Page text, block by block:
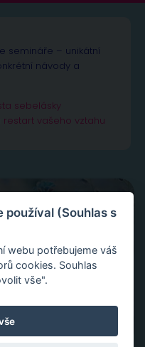
semináře – unikátní
návody a
sebelásky
vašeho vztahu
(Souhlas s
webu potřebujeme váš
cookies. Souhlas
vše".